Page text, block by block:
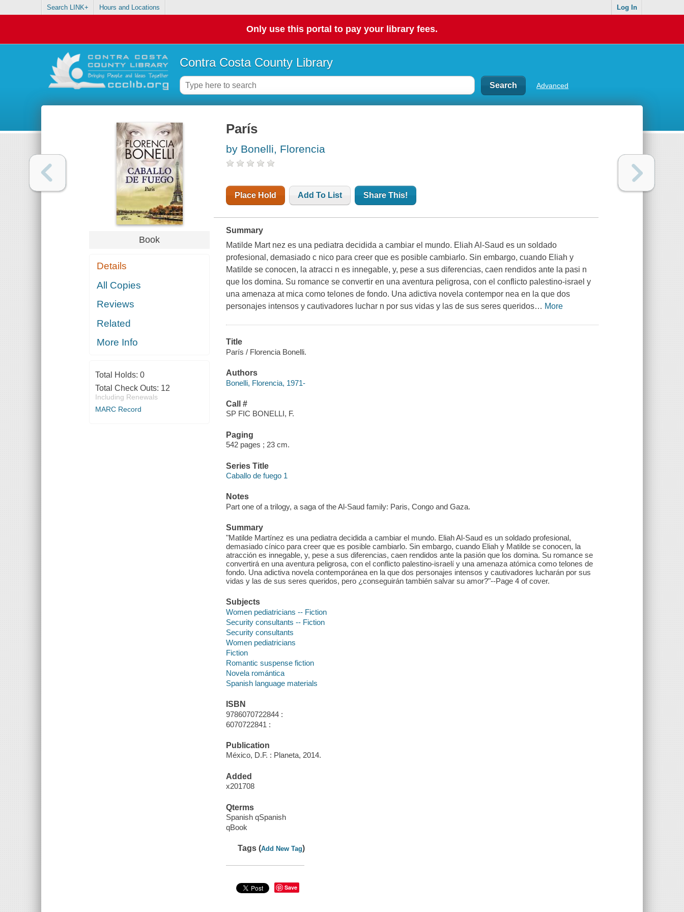
Search LINK+ Hours and Locations Log In
Only use this portal to pay your library fees.
Contra Costa County Library
Advanced
Book
Details
All Copies
Reviews
Related
More Info
Total Holds: 0
Total Check Outs: 12
Including Renewals
MARC Record
París
by Bonelli, Florencia
Place Hold Add To List Share This!
Summary
Matilde Mart nez es una pediatra decidida a cambiar el mundo. Eliah Al-Saud es un soldado
profesional, demasiado c nico para creer que es posible cambiarlo. Sin embargo, cuando Eliah y
Matilde se conocen, la atracci n es innegable, y, pese a sus diferencias, caen rendidos ante la pasi n
que los domina. Su romance se convertir en una aventura peligrosa, con el conflicto palestino-israel y
una amenaza at mica como telones de fondo. Una adictiva novela contempor nea en la que dos
personajes intensos y cautivadores luchar n por sus vidas y las de sus seres queridos… More
Title
París / Florencia Bonelli.
Authors
Bonelli, Florencia, 1971-
Call #
SP FIC BONELLI, F.
Paging
542 pages ; 23 cm.
Series Title
Caballo de fuego 1
Notes
Part one of a trilogy, a saga of the Al-Saud family: Paris, Congo and Gaza.
Summary
"Matilde Martínez es una pediatra decidida a cambiar el mundo. Eliah Al-Saud es un soldado profesional,
demasiado cínico para creer que es posible cambiarlo. Sin embargo, cuando Eliah y Matilde se conocen, la
atracción es innegable, y, pese a sus diferencias, caen rendidos ante la pasión que los domina. Su romance se
convertirá en una aventura peligrosa, con el conflicto palestino-israelí y una amenaza atómica como telones de
fondo. Una adictiva novela contemporánea en la que dos personajes intensos y cautivadores lucharán por sus
vidas y las de sus seres queridos, pero ¿conseguirán también salvar su amor?"--Page 4 of cover.
Subjects
Women pediatricians -- Fiction
Security consultants -- Fiction
Security consultants
Women pediatricians
Fiction
Romantic suspense fiction
Novela romántica
Spanish language materials
ISBN
9786070722844 :
6070722841 :
Publication
México, D.F. : Planeta, 2014.
Added
x201708
Qterms
Spanish qSpanish
qBook
Tags (Add New Tag)
Save